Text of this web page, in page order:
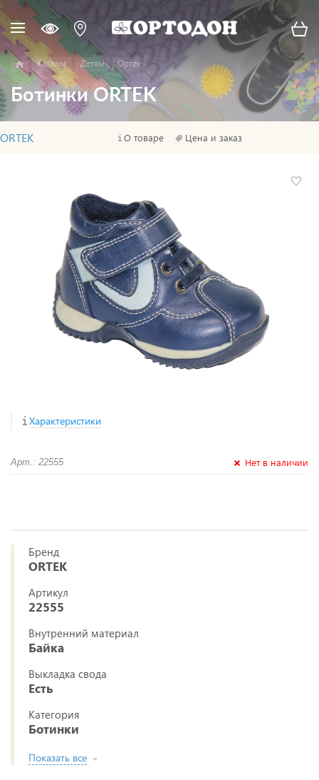
Каталог Детям Ортек
Ботинки ORTEK
ORTEK О товаре Цена и заказ
Характеристики
Арт.: 22555 Нет в наличии
Бренд
ORTEK
Артикул
22555
Внутренний материал
Байка
Выкладка свода
Есть
Категория
Ботинки
Показать все